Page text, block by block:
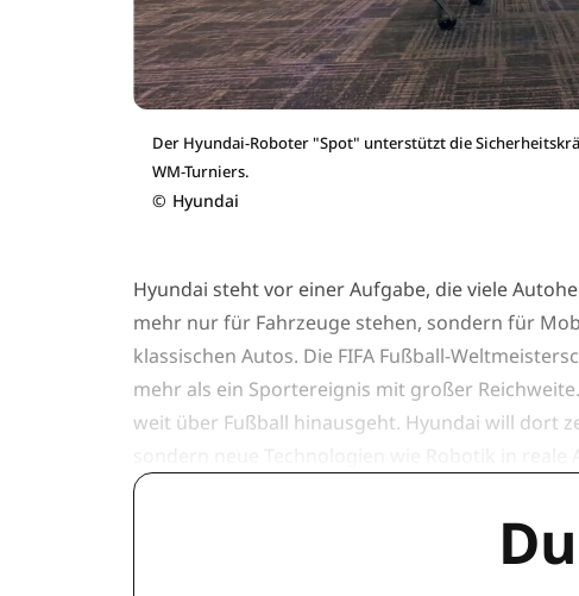
Der Hyundai-Roboter "Spot" unterstützt die
WM-Turniers.
© Hyundai
Hyundai steht vor einer Aufgabe, die viele
mehr nur für Fahrzeuge stehen, sondern für
klassischen Autos. Die FIFA Fußball-
mehr als ein Sportereignis mit großer
weit über Fußball hinausgeht. Hyundai will dort